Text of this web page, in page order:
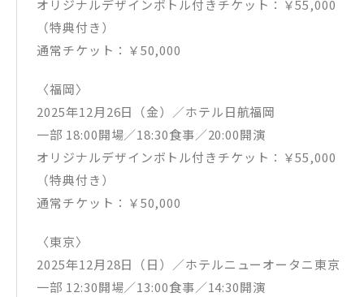
オリジナルデザインボトル付きチケット：￥55,000
（特典付き）
通常チケット：￥50,000
〈福岡〉
2025年12月26日（金）／ホテル日航福岡
一部 18:00開場／18:30食事／20:00開演
オリジナルデザインボトル付きチケット：￥55,000
（特典付き）
通常チケット：￥50,000
〈東京〉
2025年12月28日（日）／ホテルニューオータニ東京
一部 12:30開場／13:00食事／14:30開演